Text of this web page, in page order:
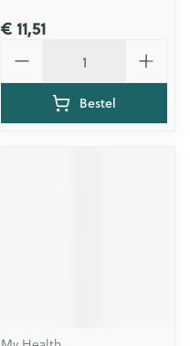
€ 11,51
Bestel